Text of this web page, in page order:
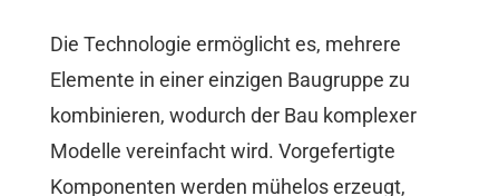
Die Technologie ermöglicht es, mehrere
Elemente in einer einzigen Baugruppe zu
kombinieren, wodurch der Bau komplexer
Modelle vereinfacht wird. Vorgefertigte
Komponenten werden mühelos erzeugt,